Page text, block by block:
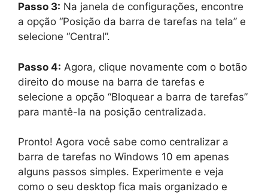
Passo 3: Na janela de configurações, encontre
a opção “Posição da barra de tarefas na tela” e
selecione “Central”.
Passo 4: Agora, clique novamente com o botão
direito do mouse na barra de tarefas e
selecione a opção “Bloquear a barra de tarefas”
para mantê-la na posição centralizada.
Pronto! Agora você sabe como centralizar a
barra de tarefas no Windows 10 em apenas
alguns passos simples. Experimente e veja
como o seu desktop fica mais organizado e